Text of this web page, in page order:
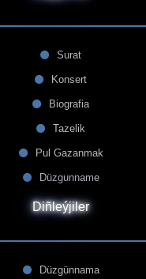
Surat
Konsert
Biografia
Tazelik
Pul Gazanmak
Düzgunname
Diñleýjiler
Düzgünnama